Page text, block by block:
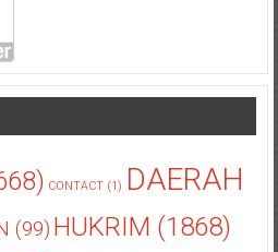
CONTACT(1) DAERAH
(99) HUKRIM (1868)